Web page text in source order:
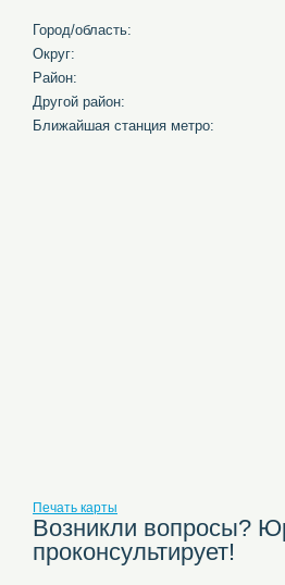
Город/область:
Округ:
Район:
Другой район:
Ближайшая станция метро:
Печать карты
Возникли вопросы?
проконсультирует!